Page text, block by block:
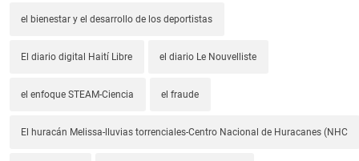
el bienestar y el desarrollo de los deportistas
El diario digital Haití Libre el diario Le Nouvelliste
el enfoque STEAM-Ciencia el fraude
El huracán Melissa-lluvias torrenciales-Centro Nacional de Huracanes (NHC